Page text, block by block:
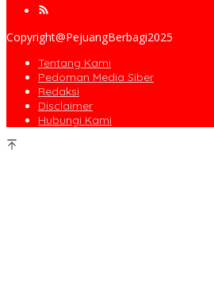
Copyright@PejuangBerbagi2025
Tentang Kami
Pedoman Media Siber
Redaksi
Disclaimer
Hubungi Kami